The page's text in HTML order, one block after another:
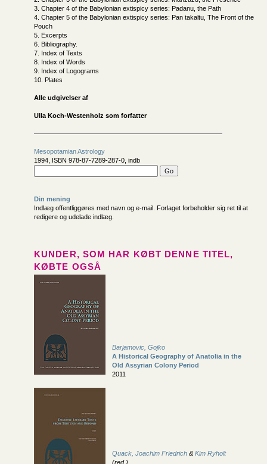
3. Chapter 4 of the Babylonian extispicy series: Padanu, the Path
4. Chapter 5 of the Babylonian extispicy series: Pan takaltu, The Front of the
Pouch
5. Excerpts
6. Bibliography.
7. Index of Texts
8. Index of Words
9. Index of Logograms
10. Plates
Alle udgivelser af
Ulla Koch-Westenholz som forfatter
Mesopotamian Astrology
1994, ISBN 978-87-7289-287-0, indb
Din mening
Indlæg offentliggøres med navn og e-mail. Forlaget forbeholder sig ret til at
redigere og udelade indlæg.
KUNDER, SOM HAR KØBT DENNE TITEL,
KØBTE OGSÅ
Barjamovic, Gojko
A Historical Geography of Anatolia in the
Old Assyrian Colony Period
2011
Quack, Joachim Friedrich & Kim Ryholt
(red.)